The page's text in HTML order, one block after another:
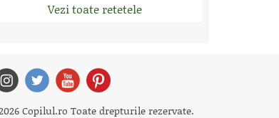
Vezi toate retetele
Copilul.ro Toate drepturile rezervate.